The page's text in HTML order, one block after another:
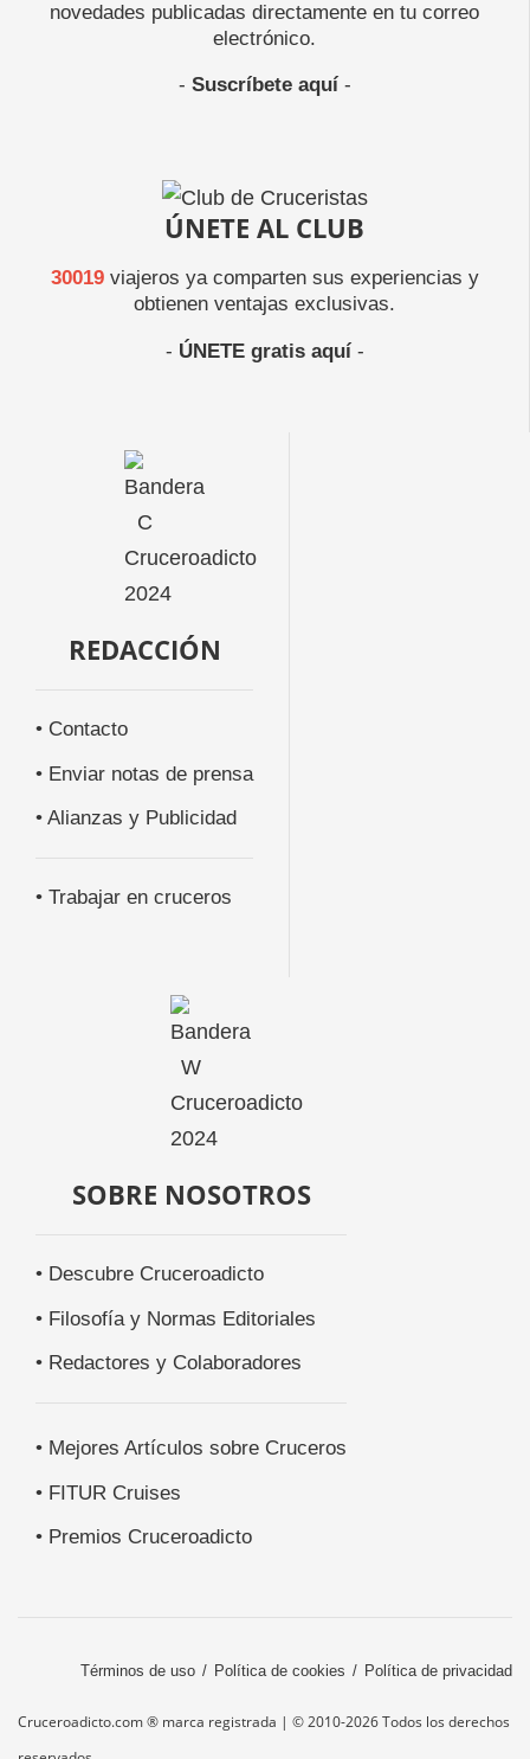
novedades publicadas directamente en tu correo
electrónico.
- Suscríbete aquí-
ÚNETE AL CLUB
30019viajeros ya comparten sus experiencias y
obtienen ventajas exclusivas.
- ÚNETE gratis aquí-
REDACCIÓN
• Contacto
• Enviar notas de prensa
• Alianzas y Publicidad
• Trabajar en cruceros
SOBRE NOSOTROS
• Descubre Cruceroadicto
• Filosofía y Normas Editoriales
• Redactores y Colaboradores
• Mejores Artículos sobre Cruceros
• FITUR Cruises
• Premios Cruceroadicto
Términos de uso Política de cookies Política de privacidad
Cruceroadicto.com ® marca registrada | © 2010-2026 Todos los derechos